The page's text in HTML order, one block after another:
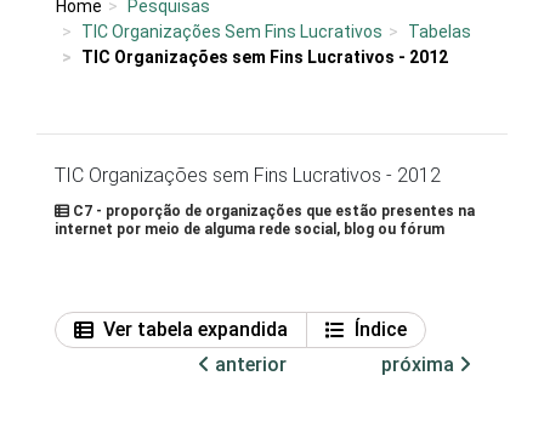
Home
Pesquisas
TIC Organizações Sem Fins Lucrativos
Tabelas
TIC Organizações sem Fins Lucrativos - 2012
TIC Organizações sem Fins Lucrativos - 2012
C7 - proporção de organizações que estão presentes na
internet por meio de alguma rede social, blog ou fórum
Ver tabela expandida
Índice
anterior
próxima